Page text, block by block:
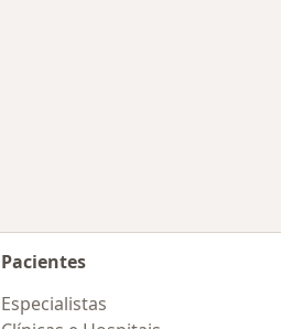
Pacientes
Especialistas